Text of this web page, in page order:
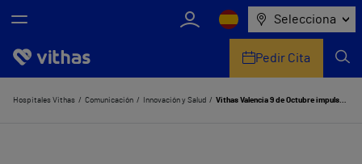
Selecciona
Nosotros
Pedir Cita
Hospitales Vithas Comunicación Innovación y Salud Vithas Valencia 9 de Octubre impulsa un laboratorio de cirugía digital en el Lishui Central Hospital de China